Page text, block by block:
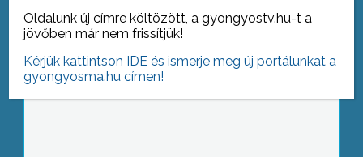
egy Gyöngyösoroszi telephelyű
környezeti kármentesítéssel
foglalkozó cég
Oldalunk új címre költözött, a gyongyostv.hu-t a
jövőben már nem frissítjük!
Kérjük kattintson IDE és ismerje meg új portálunkat a
gyongyosma.hu címen!